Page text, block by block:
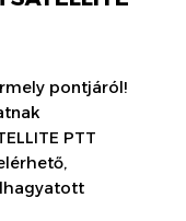
pontjáról!
PTT